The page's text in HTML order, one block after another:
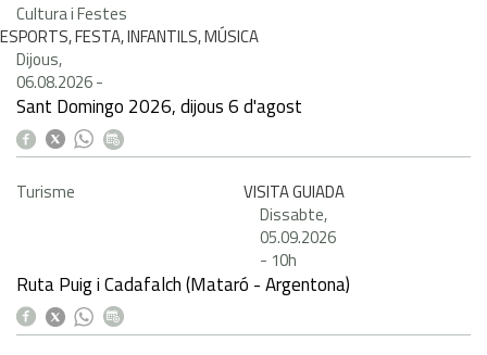
Cultura i Festes
ESPORTS, FESTA, INFANTILS, MÚSICA
Dijous,
06.08.2026-
Sant Domingo 2026, dijous 6 d'agost
Turisme
VISITA GUIADA
Dissabte,
05.09.2026
- 10h
Ruta Puig i Cadafalch (Mataró - Argentona)